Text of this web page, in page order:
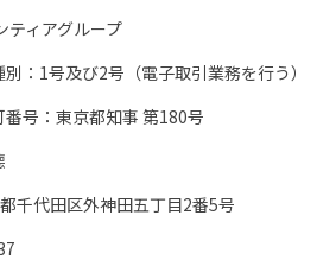
ティアグループ
：1号及び2号（電子取引業務を行う）
号：東京都知事 第180号
千代田区外神田五丁目2番5号